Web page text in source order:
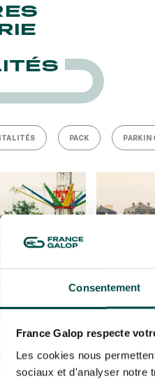
Consentement
France Galop respecte
Les cookies nous
sociaux et d'analyser notre
PACK
Dimanche
DIANE